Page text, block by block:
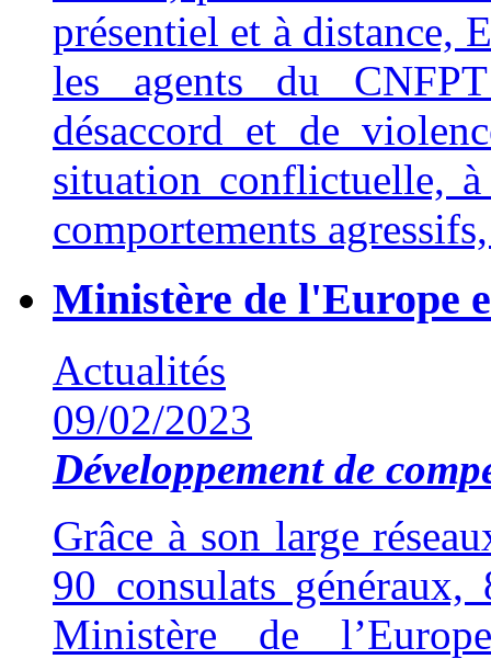
présentiel et à distance,
les agents du
désaccord et de
situation conflictuelle,
comportements
Ministère de l'Europe
Actualités
09/02/2023
Développement de
Grâce à son large
90 consulats
Ministère de